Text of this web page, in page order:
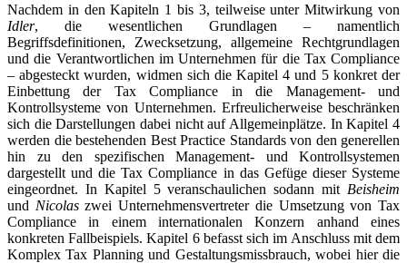
Nachdem in den Kapiteln 1 bis 3, teilweise unter Mitwirkung von
Idler, die wesentlichen Grundlagen – namentlich
Begriffsdefinitionen, Zwecksetzung, allgemeine Rechtgrundlagen
und die Verantwortlichen im Unternehmen für die Tax Compliance
– abgesteckt wurden, widmen sich die Kapitel 4 und 5 konkret der
Einbettung der Tax Compliance in die Management- und
Kontrollsysteme von Unternehmen. Erfreulicherweise beschränken
sich die Darstellungen dabei nicht auf Allgemeinplätze. In Kapitel 4
werden die bestehenden Best Practice Standards von den generellen
hin zu den spezifischen Management- und Kontrollsystemen
dargestellt und die Tax Compliance in das Gefüge dieser Systeme
eingeordnet. In Kapitel 5 veranschaulichen sodann mit Beisheim
und Nicolaszwei Unternehmensvertreter die Umsetzung von Tax
Compliance in einem internationalen Konzern anhand eines
konkreten Fallbeispiels. Kapitel 6 befasst sich im Anschluss mit dem
Komplex Tax Planning und Gestaltungsmissbrauch, wobei hier die